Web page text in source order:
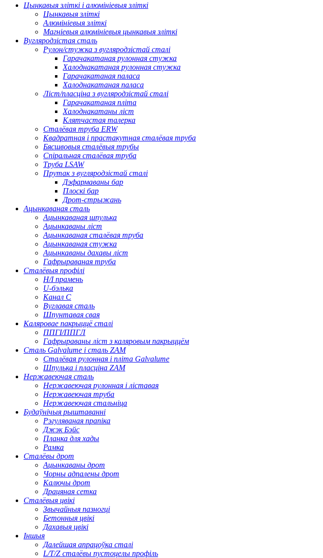
Цынкавыя зліткі і алюмініевыя зліткі
Цынкавыя зліткі
Алюмініевыя зліткі
Магніевыя алюмініевыя цынкавыя зліткі
Вугляродзістая сталь
Рулон/стужка з вугляродзістай сталі
Гарачакатаная рулонная стужка
Халоднакатаная рулонная стужка
Гарачакатаная паласа
Халоднакатаная паласа
Ліст/пласціна з вугляродзістай сталі
Гарачакатаная пліта
Халоднакатаны ліст
Клятчастая талерка
Сталёвая труба ERW
Квадратная і прастакутная сталёвая труба
Бясшвовыя сталёвыя трубы
Спіральная сталёвая труба
Труба LSAW
Прутак з вугляродзістай сталі
Дэфармаваны бар
Плоскі бар
Дрот-стрыжань
Ацынкаваная сталь
Ацынкаваная шпулька
Ацынкаваны ліст
Ацынкаваная сталёвая труба
Ацынкаваная стужка
Ацынкаваны дахавы ліст
Гафрыраваная труба
Сталёвыя профілі
H/I прамень
U-бэлька
Канал C
Вуглавая сталь
Шпунтавая свая
Каляровае пакрыццё сталі
ППГІ/ППГЛ
Гафрыраваны ліст з каляровым пакрыццём
Сталь Galvalume і сталь ZAM
Сталёвая рулонная і пліта Galvalume
Шпулька і пласціна ZAM
Нержавеючая сталь
Нержавеючая рулонная і ліставая
Нержавеючая труба
Нержавеючая стальніца
Будаўнічыя рыштаванні
Рэгуляваная прапіка
Джэк Бэйс
Планка для хады
Рамка
Сталёвы дрот
Ацынкаваны дрот
Чорны адпалены дрот
Калючы дрот
Драцяная сетка
Сталёвыя цвікі
Звычайныя пазногці
Бетонныя цвікі
Дахавыя цвікі
Іншыя
Далейшая апрацоўка сталі
L/T/Z сталёвы пустоцелы профіль